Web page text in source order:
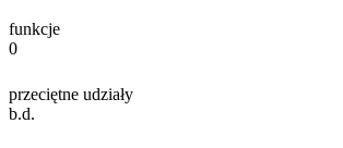
funkcje
0
przeciętne udziały
b.d.